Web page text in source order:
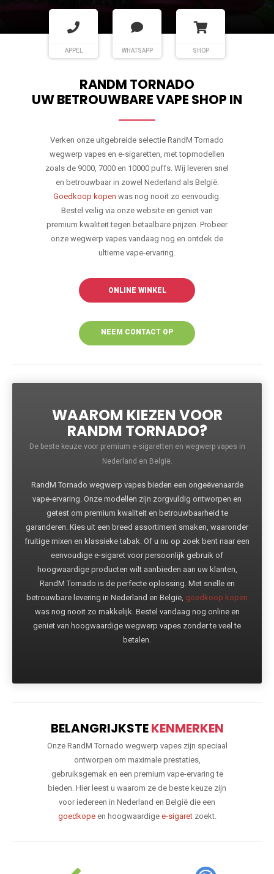
APPEL WHATSAPP SHOP
RANDM TORNADO
UW BETROUWBARE VAPE SHOP IN
Verken onze uitgebreide selectie RandM Tornado
wegwerp vapes en e-sigaretten, met topmodellen
zoals de 9000, 7000 en 10000 puffs. Wij leveren snel
en betrouwbaar in zowel Nederland als België.
Goedkoop kopen was nog nooit zo eenvoudig.
Bestel veilig via onze website en geniet van
premium kwaliteit tegen betaalbare prijzen. Probeer
onze wegwerp vapes vandaag nog en ontdek de
ultieme vape-ervaring.
ONLINE WINKEL
NEEM CONTACT OP
WAAROM KIEZEN VOOR
RANDM TORNADO?
De beste keuze voor premium e-sigaretten en wegwerp vapes in
Nederland en België.
RandM Tornado wegwerp vapes bieden een ongeëvenaarde
vape-ervaring. Onze modellen zijn zorgvuldig ontworpen en
getest om premium kwaliteit en betrouwbaarheid te
garanderen. Kies uit een breed assortiment smaken, waaronder
fruitige mixen en klassieke tabak. Of u nu op zoek bent naar een
eenvoudige e-sigaret voor persoonlijk gebruik of
hoogwaardige producten wilt aanbieden aan uw klanten,
RandM Tornado is de perfecte oplossing. Met snelle en
betrouwbare levering in Nederland en België, goedkoop kopen
was nog nooit zo makkelijk. Bestel vandaag nog online en
geniet van hoogwaardige wegwerp vapes zonder te veel te
betalen.
BELANGRIJKSTEKENMERKEN
Onze RandM Tornado wegwerp vapes zijn speciaal
ontworpen om maximale prestaties,
gebruiksgemak en een premium vape-ervaring te
bieden. Hier leest u waarom ze de beste keuze zijn
voor iedereen in Nederland en België die een
goedkopeen hoogwaardige e-sigaretzoekt.